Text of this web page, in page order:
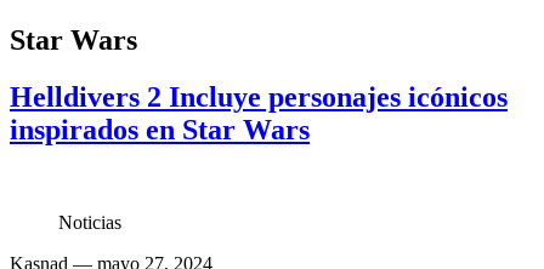
Star Wars
Helldivers 2 Incluye personajes icónicos
inspirados en Star Wars
Noticias
Kasnad — mayo 27, 2024